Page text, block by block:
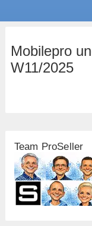
Mobilepro
W11/2025
Team ProSeller